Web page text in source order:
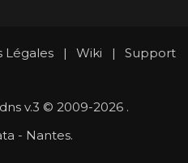
Légales | Wiki | Support
v.3 © 2009-2026 .
- Nantes.